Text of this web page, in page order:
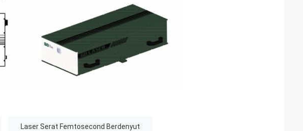
Laser Serat Femtosecond Berdenyut